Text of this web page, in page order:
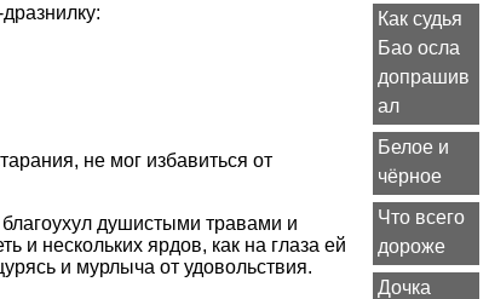
Как судья
Бао осла
допрашив
ал
Белое и
чёрное
Что всего
дороже
Дочка
не мог избавиться от
душистыми травами и
и нескольких ярдов, как на глаза ей
и мурлыча от удовольствия.